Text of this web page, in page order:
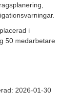
i
50 medarbetare
2026-01-30